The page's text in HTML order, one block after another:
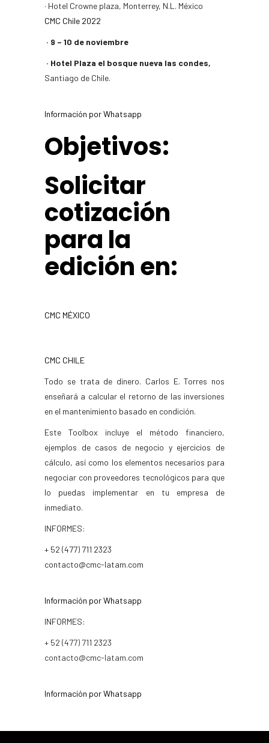
· Hotel Crowne plaza, Monterrey, N.L. México
CMC Chile 2022
· 9 – 10 de noviembre
· Hotel Plaza el bosque nueva las condes,
Santiago de Chile.
Información por Whatsapp
Objetivos:​
Solicitar
cotización
para la
edición en:
CMC MÉXICO
CMC CHILE
Todo se trata de dinero. Carlos E. Torres nos
enseñará a calcular el retorno de las inversiones
en el mantenimiento basado en condición.
Este Toolbox incluye el método financiero,
ejemplos de casos de negocio y ejercicios de
cálculo, así como los elementos necesarios para
negociar con proveedores tecnológicos para que
lo puedas implementar en tu empresa de
inmediato.
INFORMES:
+ 52 (477) 711 2323
contacto@cmc-latam.com
Información por Whatsapp
INFORMES:
+ 52 (477) 711 2323
contacto@cmc-latam.com
Información por Whatsapp